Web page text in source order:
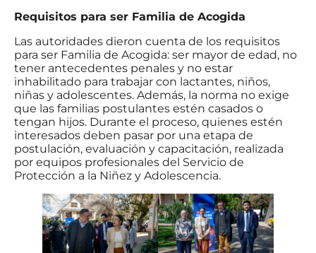
Requisitos para ser Familia de Acogida
Las autoridades dieron cuenta de los requisitos
para ser Familia de Acogida: ser mayor de edad, no
tener antecedentes penales y no estar
inhabilitado para trabajar con lactantes, niños,
niñas y adolescentes. Además, la norma no exige
que las familias postulantes estén casados o
tengan hijos. Durante el proceso, quienes estén
interesados deben pasar por una etapa de
postulación, evaluación y capacitación, realizada
por equipos profesionales del Servicio de
Protección a la Niñez y Adolescencia.